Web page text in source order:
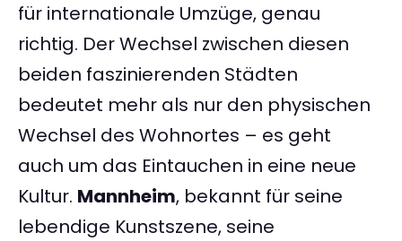
für internationale Umzüge, genau
richtig. Der Wechsel zwischen diesen
beiden faszinierenden Städten
bedeutet mehr als nur den physischen
Wechsel des Wohnortes – es geht
auch um das Eintauchen in eine neue
Kultur. Mannheim, bekannt für seine
lebendige Kunstszene, seine